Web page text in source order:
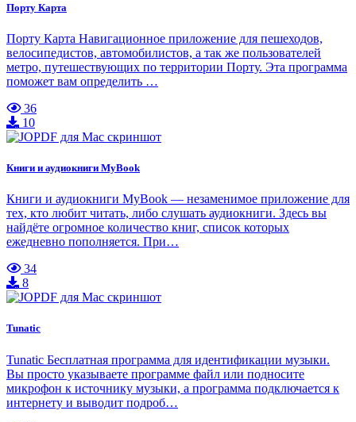
Порту Карта
Порту Карта Навигационное приложение для пешеходов,
велосипедистов, автомобилистов, а так же пользователей
метро, путешествующих по территории Порту. Эта программа
поможет вам определить …
36
10
Книги и аудиокниги MyBook
Книги и аудиокниги MyBook — незаменимое приложение для
тех, кто любит читать, либо слушать аудиокниги. Здесь вы
найдёте огромное количество книг, список которых
ежедневно пополняется. При…
34
8
Tunatic
Tunatic Бесплатная программа для идентификации музыки.
Вы просто указываете программе файл или подносите
микрофон к источнику музыки, а программа подключается к
интернету и выводит подроб…